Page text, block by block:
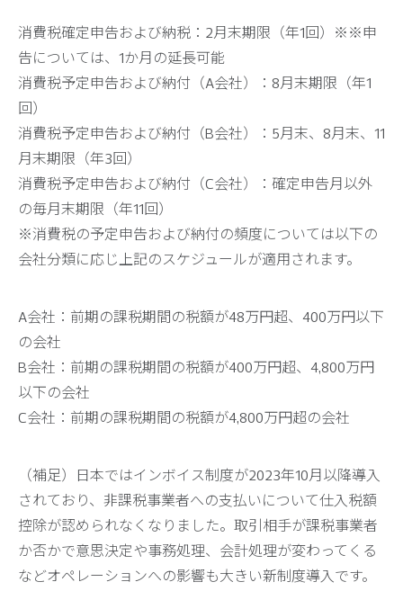
消費税確定申告および納税：2月末期限（年1回）※※申
告については、1か月の延長可能
消費税予定申告および納付（A会社）：8月末期限（年1
回）
消費税予定申告および納付（B会社）：5月末、8月末、11
月末期限（年3回）
消費税予定申告および納付（C会社）：確定申告月以外
の毎月末期限（年11回）
※消費税の予定申告および納付の頻度については以下の
会社分類に応じ上記のスケジュールが適用されます。
A会社：前期の課税期間の税額が48万円超、400万円以下
の会社
B会社：前期の課税期間の税額が400万円超、4,800万円
以下の会社
C会社：前期の課税期間の税額が4,800万円超の会社
（補足）日本ではインボイス制度が2023年10月以降導入
されており、非課税事業者への支払いについて仕入税額
控除が認められなくなりました。取引相手が課税事業者
か否かで意思決定や事務処理、会計処理が変わってくる
などオペレーションへの影響も大きい新制度導入です。